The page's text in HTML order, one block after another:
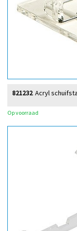
Acryl
821232
Op voorraad